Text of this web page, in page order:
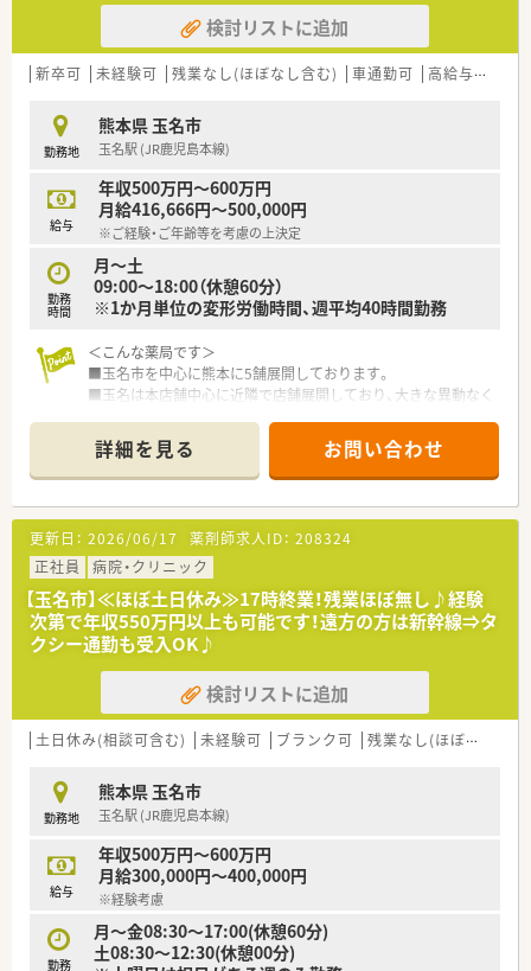
検討リストに追加
新卒可 未経験可 残業なし(ほぼなし含む) 車通勤可 高給与(600万円以上)
勤務地
熊本県 玉名市
玉名駅 (JR鹿児島本線)
給与
年収500万円～600万円
月給416,666円～500,000円
※ご経験・ご年齢等を考慮の上決定
勤務
時間
月～土
09:00～18:00（休憩60分）
※1か月単位の変形労働時間、週平均40時間勤務
＜こんな薬局です＞
■玉名市を中心に熊本に5舗展開しております。
■玉名は本店舗中心に近隣で店舗展開しており、大きな異動なく
■外来対応はもちろん、在宅、OTC、漢方など様々な分野を学ぶ
ことができます。
<こんな店舗です>
■門前のクリニックはなく、面対応と在宅を中心にした薬局で
す。
■調剤併設型の店舗でOTCの取扱い、化粧品の販売も行っている
地域のドラッグストアです。
■調剤室には錠剤全自動分包機など機材が充実しております。
■在宅は近隣の施設をメインに行っており、社長が主に対応され
ております。
＜働きやすい環境＞
■車で直ぐのエリアに店舗展開しているため、各店舗助け合いな
■子育てと両立しながら働いている方も多く、ご家庭との両立に
も理解のある会社です。
■社長夫婦も薬剤師として現場に入っておりサポートいただけ
ます。新卒の方の採用実績もあり、経験が浅い方やブランクがあ
る方も安心して働けます。
■遠方からの就業を希望される方には、住宅等の相談も可能で
す。
詳細を見る お問い合わせ
更新日： 2026/06/17 薬剤師求人ID： 208324
正社員
病院・クリニック
【玉名市】≪ほぼ土日休み≫17時終業！残業ほぼ無し♪経験
次第で年収550万円以上も可能です！遠方の方は新幹線⇒タ
クシー通勤も受入OK♪
検討リストに追加
土日休み(相談可含む) 未経験可 ブランク可 残業なし(ほぼなし含む)
勤務地
熊本県 玉名市
玉名駅 (JR鹿児島本線)
給与
年収500万円～600万円
月給300,000円～400,000円
※経験考慮
勤務
月～金08:30～17:00(休憩60分)
土08:30～12:30(休憩00分)